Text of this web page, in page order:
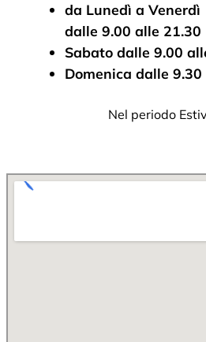
da Lunedì a Venerdì
dalle 9.00 alle 21.30
Sabato dalle 9.00
Domenica dalle
Nel periodo